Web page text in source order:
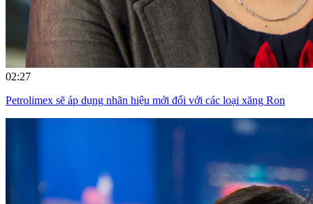
02:27
Petrolimex sẽ áp dụng nhãn hiệu mới đối với các loại xăng Ron